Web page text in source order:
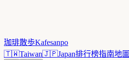
珈琲散歩Kafesanpo
🇹🇼Taiwan🇯🇵Japan排行榜指南地圖